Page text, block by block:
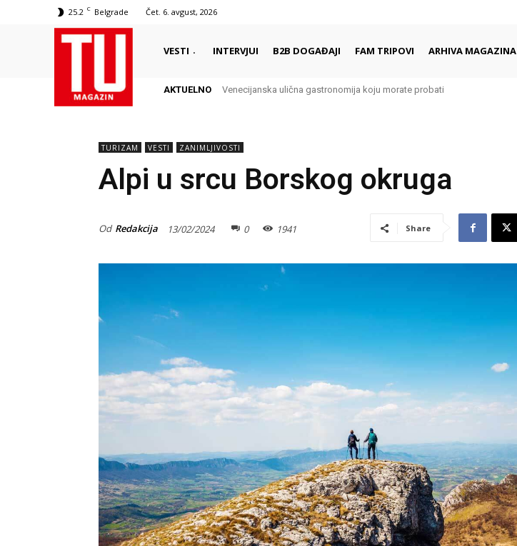
25.2 C Belgrade Čet. 6. avgust, 2026
VESTI INTERVJUI B2B DOGAĐAJI FAM TRIPOVI ARHIVA MAGAZINA
AKTUELNO Venecijanska ulična gastronomija koju morate probati
TURIZAM VESTI ZANIMLJIVOSTI
Alpi u srcu Borskog okruga
Od Redakcija 13/02/2024 0 1941 Share